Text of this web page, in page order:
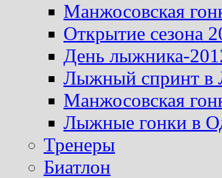
Манжосовская
Открытие сезона
День лыжника-
Лыжный спринт в
Манжосовская
Лыжные гонки в
Тренеры
Биатлон